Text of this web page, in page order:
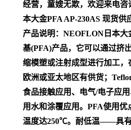
经营，童嫂无欺，欢迎来电咨
本大金PFA AP-230AS 现货供
产品说明：NEOFLON日本大
基(PFA)产品，它可以通过挤
缩模塑或注射成型进行加工，
欧洲或亚太地区有供货；
食品接触应用、电气/电子应
用水和涂覆应用。PFA使用
温度达250℃。耐低温——具